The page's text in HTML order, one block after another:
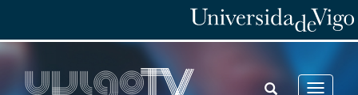
Toggle
TOGGLE